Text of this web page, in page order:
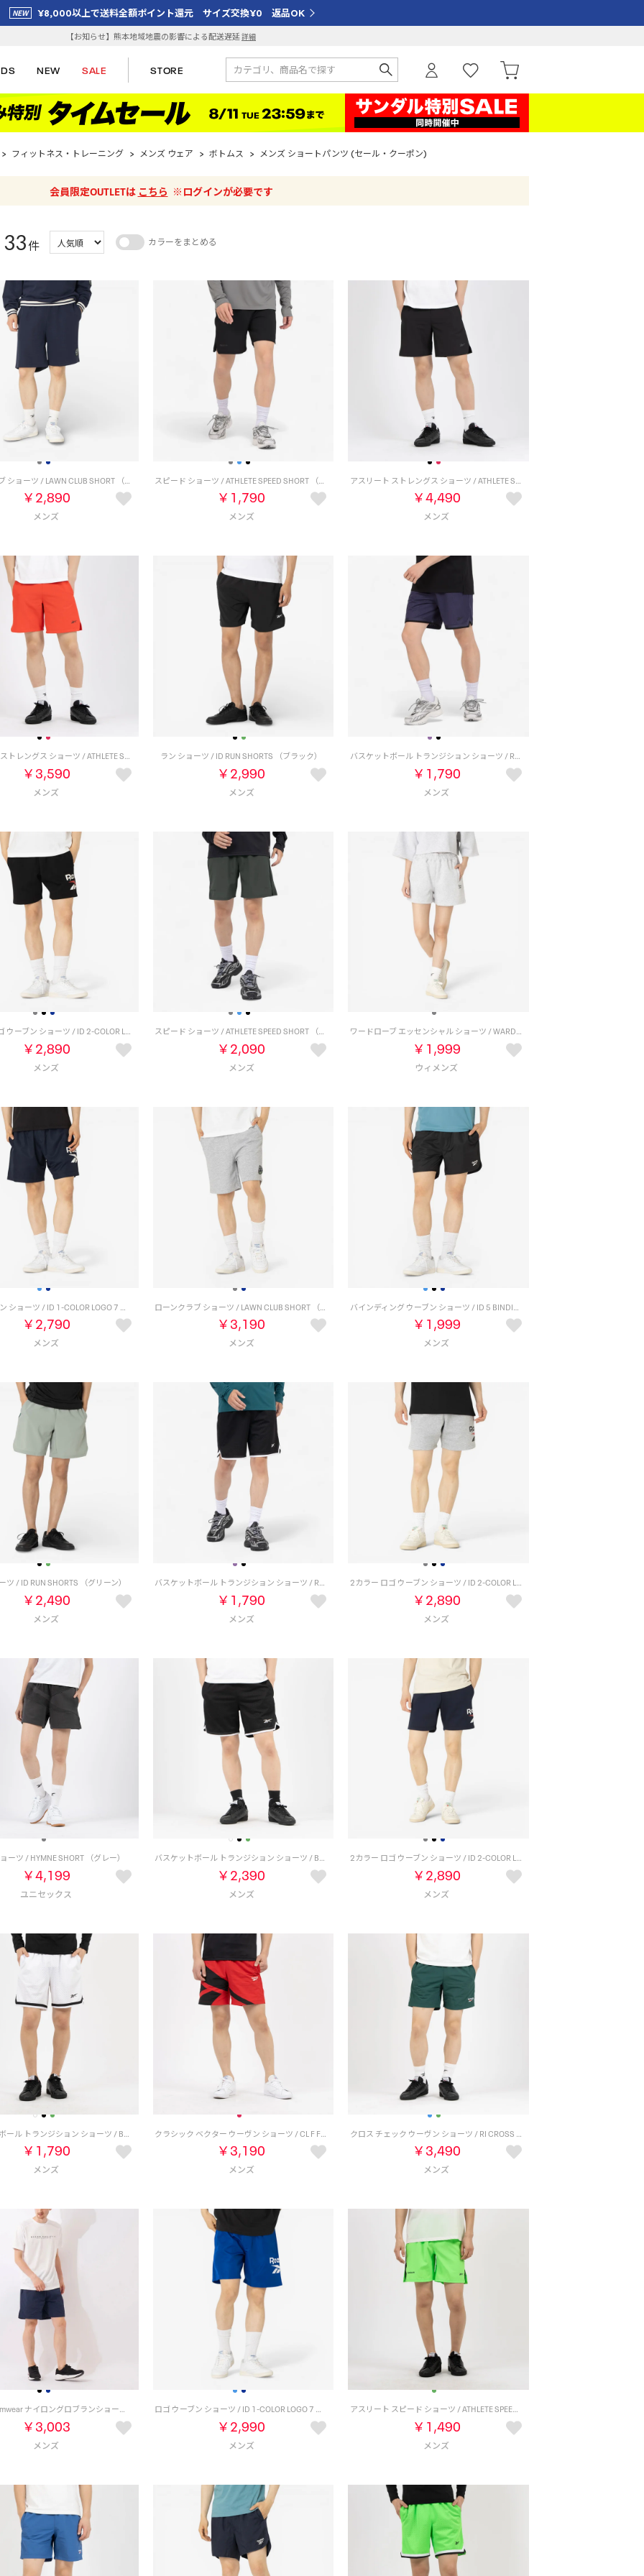
¥8,000以上で送料全額ポイント還元 サイズ交換¥0 返品OK
【お知らせ】熊本地域地震の影響による配送遅延詳細
NEW SALE STORE
> フィットネス・トレーニング > メンズ ウェア > ボトムス > メンズ ショートパンツ (セール・クーポン)
会員限定OUTLETは こちら ※ログインが必要です
33件 カラーをまとめる
ローンクラブ ショーツ / LAWN CLUB SHORT （ネイビー）
￥2,890
スピード ショーツ / ATHLETE SPEED SHORT （ブラック）
￥1,790
アスリート ストレングス ショーツ / ATHLETE STRENGTH SHORT （ブラック）
￥4,490
アスリート ストレングス ショーツ / ATHLETE STRENGTH SHORT （レッド）
￥3,590
ラン ショーツ / ID RUN SHORTS （ブラック）
￥2,990
バスケットボール トランジション ショーツ / REEBOK BASKETBALL TRANSITION SHORT （パープル）
￥1,790
2カラー ロゴ ウーブン ショーツ / ID 2-COLOR LOGO 7 SHORT （ブラック）
￥2,890
スピード ショーツ / ATHLETE SPEED SHORT （グレー）
￥2,090
ワードローブ エッセンシャル ショーツ / WARDROBE ESSENTIALS SHORT （グレー）
￥1,999
ロゴ ウーブン ショーツ / ID 1-COLOR LOGO 7 WOVEN SHORT （ネイビー）
￥2,790
ローンクラブ ショーツ / LAWN CLUB SHORT （グレー）
￥3,190
バインディング ウーブン ショーツ / ID 5 BINDING WOVEN SHORTS （ブラック）
￥1,999
ツ / ID RUN SHORTS （グリーン）
￥2,490
バスケットボール トランジション ショーツ / REEBOK BASKETBALL TRANSITION SHORT （ブラック）
￥1,790
2カラー ロゴ ウーブン ショーツ / ID 2-COLOR LOGO 7 SHORT （グレー）
￥2,890
ーツ / HYMNE SHORT （グレー）
￥4,199
バスケットボール トランジション ショーツ / BASKETBALL TRANSITION SHORT （ブラック/ホワイト）
￥2,390
2カラー ロゴ ウーブン ショーツ / ID 2-COLOR LOGO 7 SHORT （ネイビー）
￥2,890
バスケットボール トランジション ショーツ / BASKETBALL TRANSITION SHORT （ホワイト）
￥1,790
クラシック ベクター ウーヴン ショーツ / CL F FR VECTOR WOVEN SHORT （ベクターレッド）
￥3,190
クロス チェック ウーヴン ショーツ / RI CROSS CHECK WOVEN SHORT （グリーン）
￥3,490
Reebok Swimwear ナイロングロブランショーツ （ネイビー）
￥3,003
ロゴ ウーブン ショーツ / ID 1-COLOR LOGO 7 WOVEN SHORT （ブルー）
￥2,990
アスリート スピード ショーツ / ATHLETE SPEED SHORT （ライム）
￥1,490